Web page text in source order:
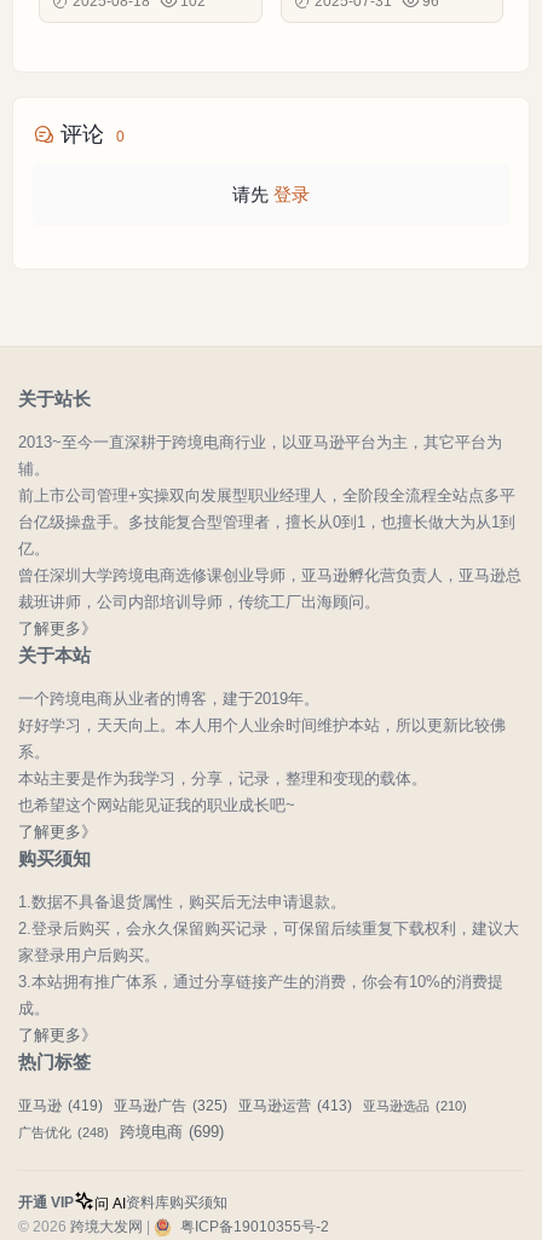
评论 0
请先 登录
关于站长
2013~至今一直深耕于跨境电商行业，以亚马逊平台为主，其它平台为
辅。
前上市公司管理+实操双向发展型职业经理人，全阶段全流程全站点多平
台亿级操盘手。多技能复合型管理者，擅长从0到1，也擅长做大为从1到
亿。
曾任深圳大学跨境电商选修课创业导师，亚马逊孵化营负责人，亚马逊总
裁班讲师，公司内部培训导师，传统工厂出海顾问。
了解更多》
关于本站
一个跨境电商从业者的博客，建于2019年。
好好学习，天天向上。本人用个人业余时间维护本站，所以更新比较佛
系。
本站主要是作为我学习，分享，记录，整理和变现的载体。
也希望这个网站能见证我的职业成长吧~
了解更多》
购买须知
1.数据不具备退货属性，购买后无法申请退款。
2.登录后购买，会永久保留购买记录，可保留后续重复下载权利，建议大
家登录用户后购买。
3.本站拥有推广体系，通过分享链接产生的消费，你会有10%的消费提
成。
了解更多》
热门标签
亚马逊 (419) 亚马逊广告 (325) 亚马逊运营 (413) 亚马逊选品 (210)
广告优化 (248) 跨境电商 (699)
开通 VIP 问 AI资料库购买须知
© 2026 跨境大发网 | 粤ICP备19010355号-2